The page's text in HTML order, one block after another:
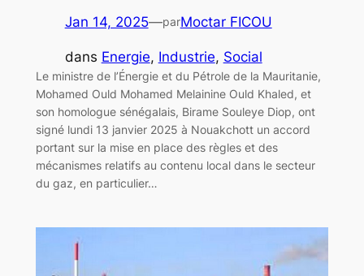
Jan 14, 2025—parMoctar FICOU
dans Energie, Industrie, Social
Le ministre de l’Énergie et du Pétrole de la Mauritanie,
Mohamed Ould Mohamed Melainine Ould Khaled, et
son homologue sénégalais, Birame Souleye Diop, ont
signé lundi 13 janvier 2025 à Nouakchott un accord
portant sur la mise en place des règles et des
mécanismes relatifs au contenu local dans le secteur
du gaz, en particulier…